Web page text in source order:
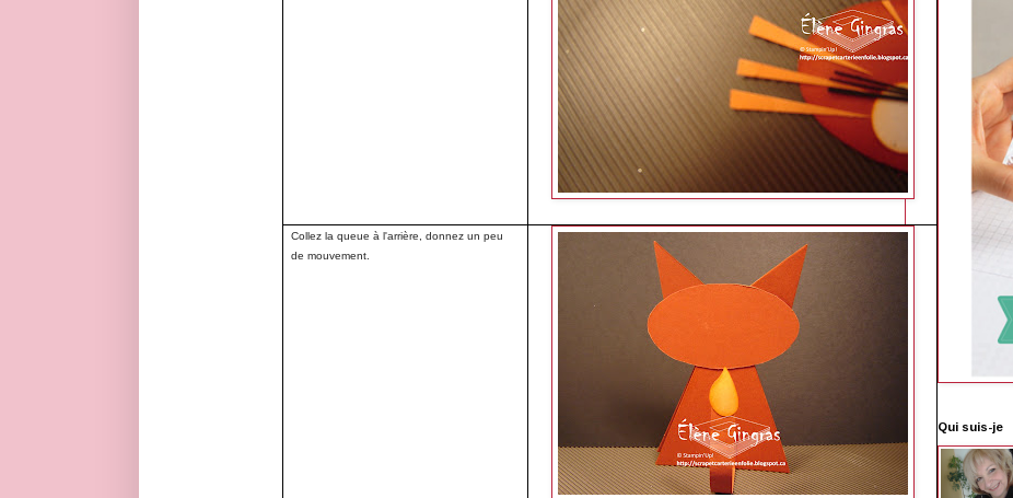
Collez la queue à l'arrière, donnez un peu
de mouvement.
Qui suis-je